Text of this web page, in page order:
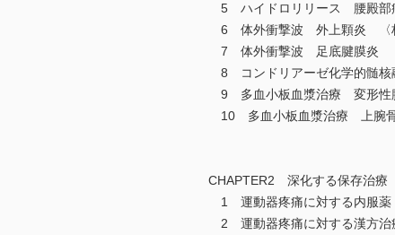
5 ハイドロリリース 腰殿部
6 体外衝撃波 外上顆炎 〈杉
7 体外衝撃波 足底腱膜炎 〈
8 コンドリアーゼ化学的髄
9 多血小板血漿治療 変形性
10 多血小板血漿治療 上腕
CHAPTER2 深化する保存治療
1 運動器疼痛に対する内服
2 運動器疼痛に対する漢方治